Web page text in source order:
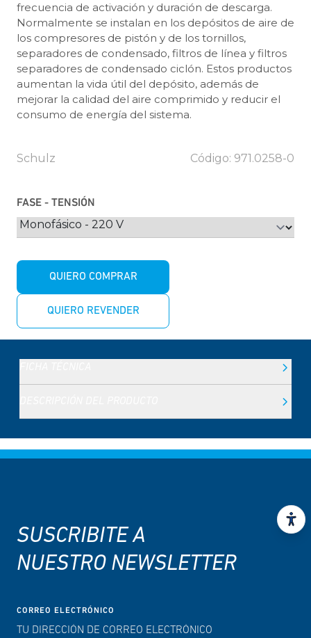
frecuencia de activación y duración de descarga.
Normalmente se instalan en los depósitos de aire de
los compresores de pistón y de los tornillos,
separadores de condensado, filtros de línea y filtros
separadores de condensado ciclón. Estos productos
aumentan la vida útil del depósito, además de
mejorar la calidad del aire comprimido y reducir el
consumo de energía del sistema.
Schulz Código: 971.0258-0
FASE - TENSIÓN
QUIERO COMPRAR
QUIERO REVENDER
SUSCRIBITE A
NUESTRO NEWSLETTER
CORREO ELECTRÓNICO